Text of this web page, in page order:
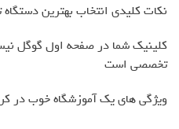
نکات کلیدی انتخاب بهترین دستگاه
کلینیک شما در صفحه اول گوگل
تخصصی است
ویژگی های یک آموزشگاه خوب در